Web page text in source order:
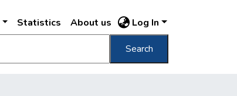
Statistics About us Log In
Search